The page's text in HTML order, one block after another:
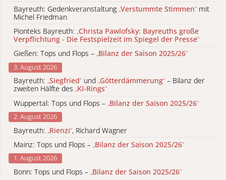
Bayreuth: Gedenkveranstaltung „Verstummte Stimmen“ mit
Michel Friedman
Pionteks Bayreuth: „Christa Pawlofsky: Bayreuths große
Verpflichtung - Die Festspielzeit im Spiegel der Presse“
Gießen: Tops und Flops – „Bilanz der Saison 2025/26“
3. August 2026
Bayreuth: „Siegfried“ und „Götterdämmerung“ – Bilanz der
zweiten Hälfte des „KI-Rings“
Wuppertal: Tops und Flops – „Bilanz der Saison 2025/26“
2. August 2026
Bayreuth: „Rienzi“, Richard Wagner
Mainz: Tops und Flops – „Bilanz der Saison 2025/26“
1. August 2026
Bonn: Tops und Flops – „Bilanz der Saison 2025/26“